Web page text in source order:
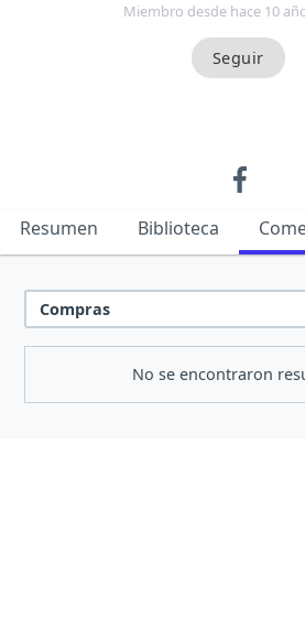
Miembro desde hace 10
Resumen Biblioteca
No se encontraron